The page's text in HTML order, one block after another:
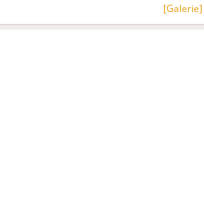
[Galerie]